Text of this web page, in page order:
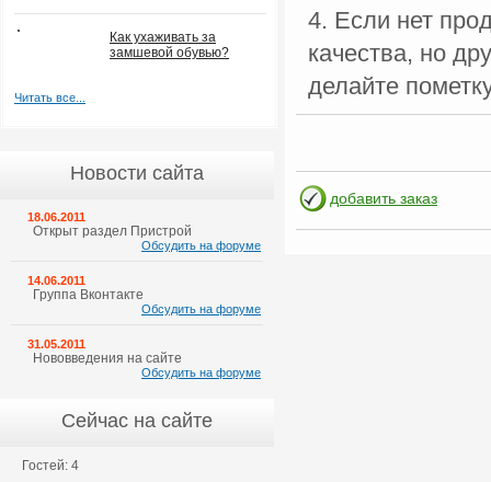
4. Если нет
качества, но
делайте
добавить заказ
Как ухаживать за
замшевой обувью?
Читать все...
Новости сайта
18.06.2011
Открыт раздел Пристрой
Обсудить на форуме
14.06.2011
Группа Вконтакте
Обсудить на форуме
31.05.2011
Нововведения на сайте
Обсудить на форуме
Сейчас на сайте
Гостей: 4